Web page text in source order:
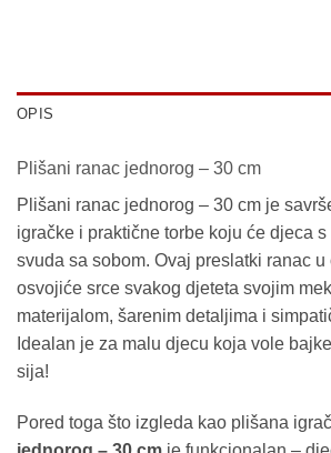
OPIS
Plišani ranac jednorog – 30 cm
Plišani ranac jednorog – 30 cm je
igračke i praktične torbe koju će djeca
svuda sa sobom. Ovaj preslatki ranac
osvojiće srce svakog djeteta svojim
materijalom, šarenim detaljima i
Idealan je za malu djecu koja vole
sija!
Pored toga što izgleda kao plišana